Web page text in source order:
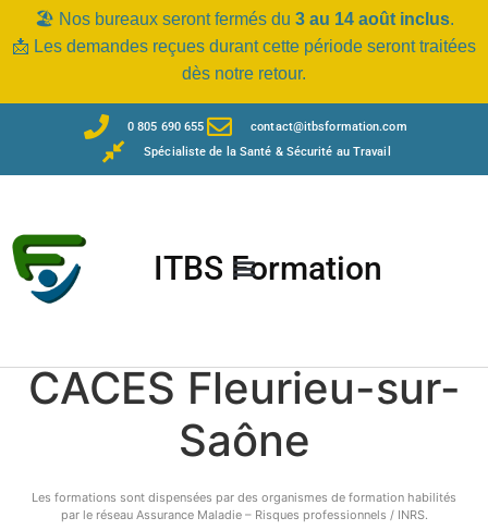
🏖️ Nos bureaux seront fermés du 3 au 14 août inclus.
📩 Les demandes reçues durant cette période seront traitées
dès notre retour.
0 805 690 655
contact@itbsformation.com
Spécialiste de la Santé & Sécurité au Travail
ITBS Formation
CACES Fleurieu-sur-
Saône
Les formations sont dispensées par des organismes de formation habilités
par le réseau Assurance Maladie – Risques professionnels / INRS.